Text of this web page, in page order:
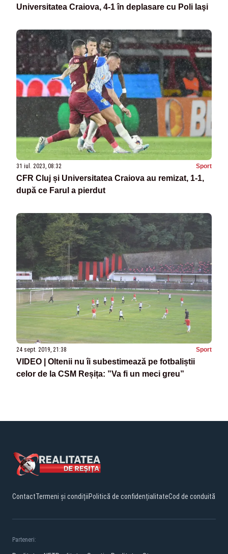
Universitatea Craiova, 4-1 în deplasare cu Poli Iaşi
31 iul. 2023, 08:32 Sport
CFR Cluj și Universitatea Craiova au remizat, 1-1,
după ce Farul a pierdut
24 sept. 2019, 21:38 Sport
VIDEO | Oltenii nu îi subestimează pe fotbaliștii
celor de la CSM Reșița: ”Va fi un meci greu”
ContactTermeni și condițiiPolitică de confidențialitateCod de conduită
Parteneri: